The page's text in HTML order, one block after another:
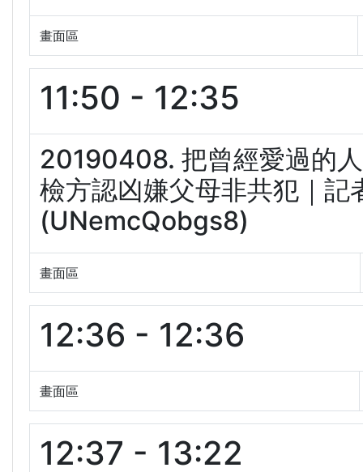
畫面區
11:50 - 12:35
20190408. 把曾經愛過的
檢方認凶嫌父母非共犯｜記
(UNemcQobgs8)
畫面區
12:36 - 12:36
畫面區
12:37 - 13:22